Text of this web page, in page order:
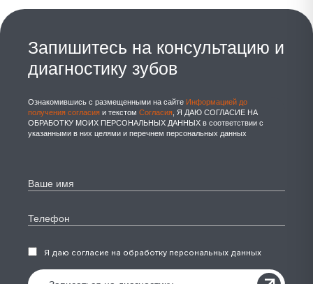
Запишитесь на консультацию и
диагностику зубов
Ознакомившись с размещенными на сайте Информацией до
получения согласия и текстом Согласия , Я ДАЮ СОГЛАСИЕ НА
ОБРАБОТКУ МОИХ ПЕРСОНАЛЬНЫХ ДАННЫХ в соответствии с
указанными в них целями и перечнем персональных данных
Я даю согласие на обработку персональных данных